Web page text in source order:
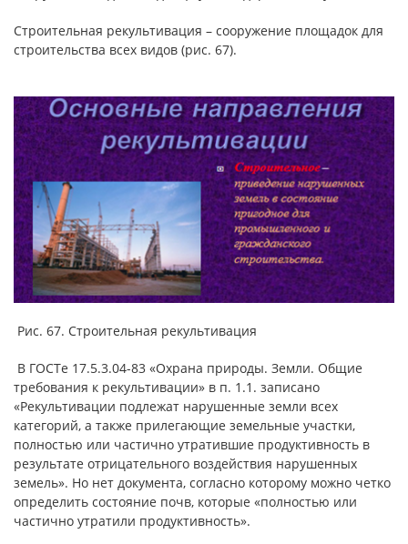
Строительная рекультивация – сооружение площадок для
строительства всех видов (рис. 67).
Рис. 67. Строительная рекультивация
В ГОСТе 17.5.3.04-83 «Охрана природы. Земли. Общие
требования к рекультивации» в п. 1.1. записано
«Рекультивации подлежат нарушенные земли всех
категорий, а также прилегающие земельные участки,
полностью или частично утратившие продуктивность в
результате отрицательного воздействия нарушенных
земель». Но нет документа, согласно которому можно четко
определить состояние почв, которые «полностью или
частично утратили продуктивность».